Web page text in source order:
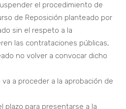
el procedimiento de
de Reposición planteado por
sin el respeto a la
las contrataciones públicas,
no volver a convocar dicho
va a proceder a la aprobación de
plazo para presentarse a la